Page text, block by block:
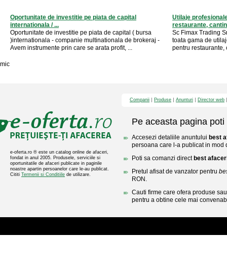
Oportunitate de investitie pe piata de capital
internationala / ...
Oportunitate de investitie pe piata de capital ( bursa
)internationala - companie multinationala de brokeraj -
Avem instrumente prin care se arata profit, ...
Utilaje
restaurante,
Sc Fimax Trading
toata gama de
pentru restaurante,
mic
e-oferta.ro ® este un catalog online de afaceri,
fondat in anul 2005. Produsele, serviciile si
oportunitatile de afaceri publicate in paginile
noastre apartin persoanelor care le-au publicat.
Cititi Termenii si Conditiile de utilizare.
Companii Produse Anunturi Director web
Pe aceasta pagina poti
Accesezi detaliile anuntului best
persoana care l-a publicat in mod
Poti sa comanzi direct best
Pretul afisat de vanzator pentru
RON.
Cauti firme care ofera produse
pentru a obtine cele mai